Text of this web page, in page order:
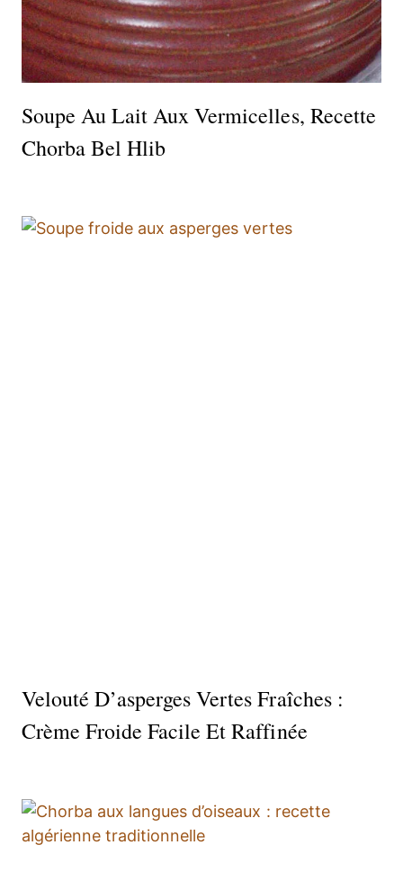
Soupe Au Lait Aux Vermicelles, Recette
Chorba Bel Hlib
Velouté D’asperges Vertes Fraîches :
Crème Froide Facile Et Raffinée